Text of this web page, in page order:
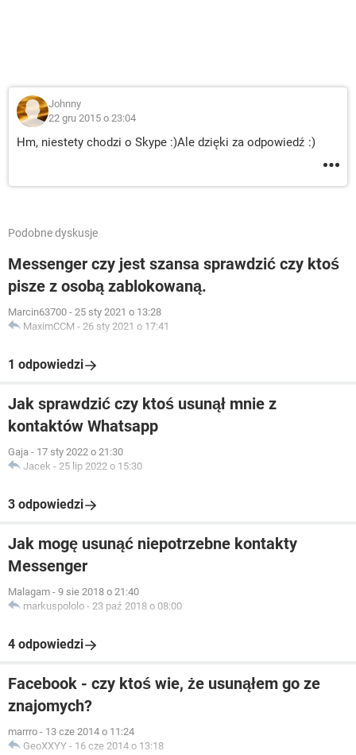
Johnny
22 gru 2015 o 23:04
Hm, niestety chodzi o Skype :)Ale dzięki za odpowiedź :)
Podobne dyskusje
Messenger czy jest szansa sprawdzić czy ktoś
pisze z osobą zablokowaną.
Marcin63700 - 25 sty 2021 o 13:28
MaximCCM - 26 sty 2021 o 17:41
1 odpowiedzi
Jak sprawdzić czy ktoś usunął mnie z
kontaktów Whatsapp
Gaja - 17 sty 2022 o 21:30
Jacek - 25 lip 2022 o 15:30
3 odpowiedzi
Jak mogę usunąć niepotrzebne kontakty
Messenger
Malagam - 9 sie 2018 o 21:40
markuspololo - 23 paź 2018 o 08:00
4 odpowiedzi
Facebook - czy ktoś wie, że usunąłem go ze
znajomych?
marrro - 13 cze 2014 o 11:24
GeoXXYY - 16 cze 2014 o 13:18